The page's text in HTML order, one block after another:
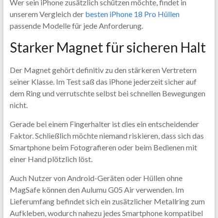
Wer sein iPhone zusätzlich schützen möchte, findet in
unserem Vergleich der besten iPhone 18 Pro Hüllen
passende Modelle für jede Anforderung.
Starker Magnet für sicheren Halt
Der Magnet gehört definitiv zu den stärkeren Vertretern
seiner Klasse. Im Test saß das iPhone jederzeit sicher auf
dem Ring und verrutschte selbst bei schnellen Bewegungen
nicht.
Gerade bei einem Fingerhalter ist dies ein entscheidender
Faktor. Schließlich möchte niemand riskieren, dass sich das
Smartphone beim Fotografieren oder beim Bedienen mit
einer Hand plötzlich löst.
Auch Nutzer von Android-Geräten oder Hüllen ohne
MagSafe können den Aulumu G05 Air verwenden. Im
Lieferumfang befindet sich ein zusätzlicher Metallring zum
Aufkleben, wodurch nahezu jedes Smartphone kompatibel